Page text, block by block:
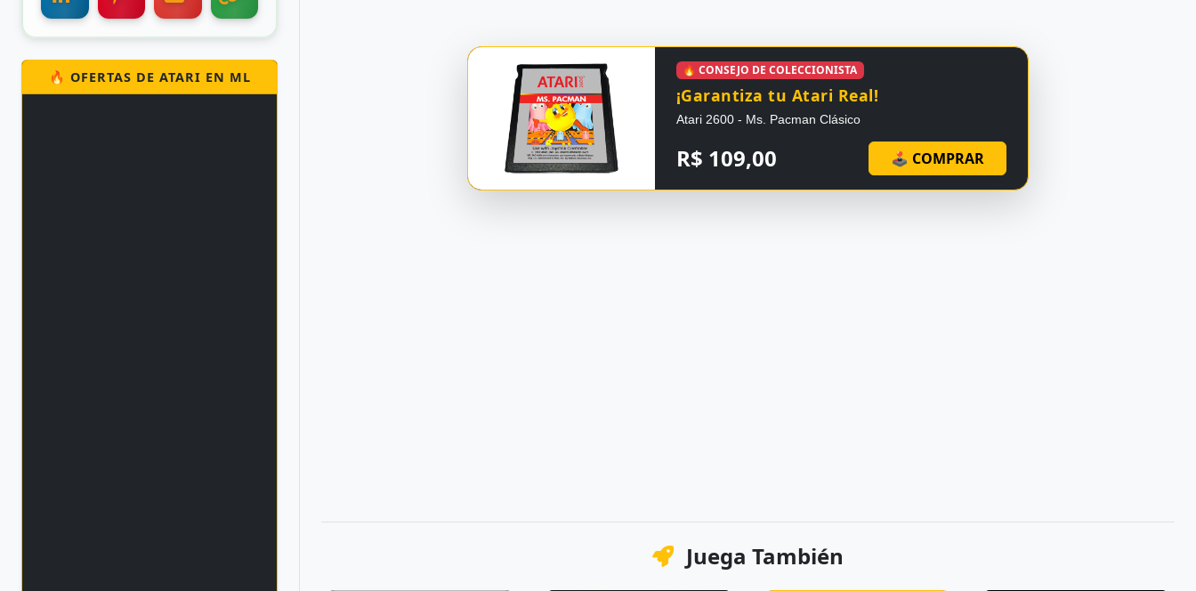
🔥 OFERTAS DE ATARI EN ML 🔥 CONSEJO DE COLECCIONISTA
¡Garantiza tu Atari Real!
Atari 2600 - Ms. Pacman Clásico
R$ 109,00 🕹 COMPRAR
Juega También